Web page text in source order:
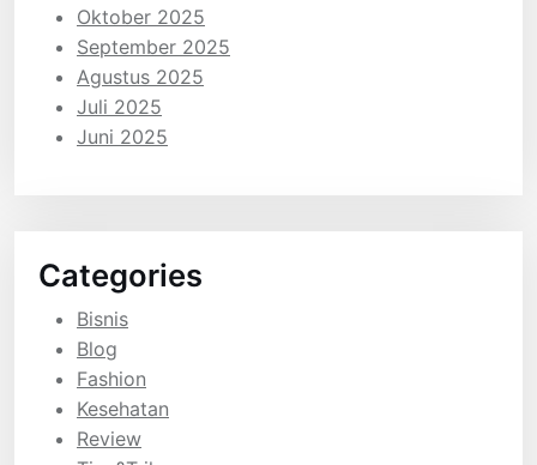
Oktober 2025
September 2025
Agustus 2025
Juli 2025
Juni 2025
Categories
Bisnis
Blog
Fashion
Kesehatan
Review